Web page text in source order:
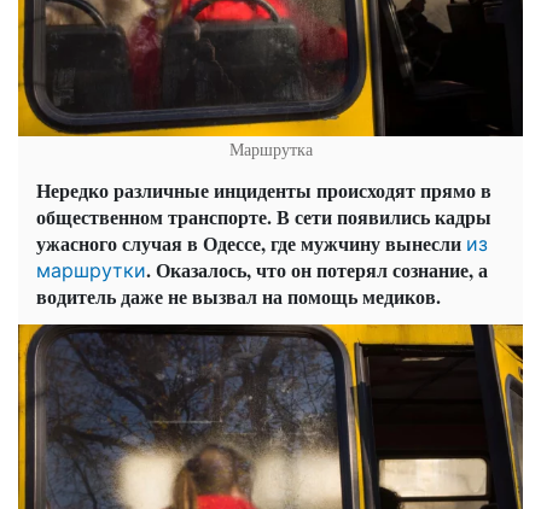
Маршрутка
Нередко различные инциденты происходят прямо в
общественном транспорте. В сети появились кадры
ужасного случая в Одессе, где мужчину вынесли из
маршрутки. Оказалось, что он потерял сознание, а
водитель даже не вызвал на помощь медиков.